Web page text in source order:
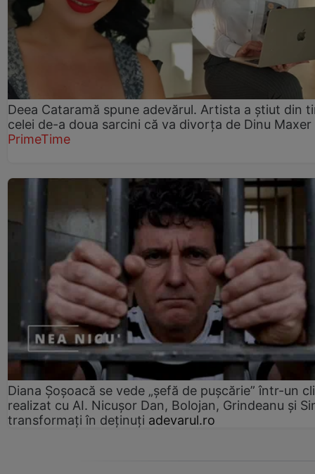
Deea Cataramă spune adevărul. Artista a știut din
celei de-a doua sarcini că va divorța de Dinu Maxer
PrimeTime
Diana Șoșoacă se vede „șefă de pușcărie” într-un
realizat cu AI. Nicușor Dan, Bolojan, Grindeanu și
transformați în deținuți adevarul.ro